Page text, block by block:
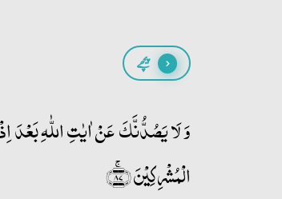
پیچھے
وَ لَا یَصُدُّنَّکَ عَنۡ اٰیٰتِ اللّٰہِ بَعۡدَ
الۡمُشۡرِکِیۡنَ ﴿ۚ۸۷﴾